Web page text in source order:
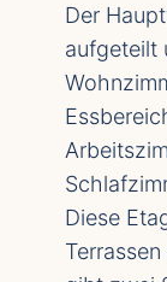
Der
aufgeteilt
Diese